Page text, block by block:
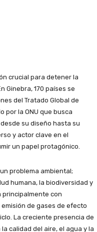
crucial para detener la
Ginebra, 170 países se
del Tratado Global de
por la ONU que busca
su diseño hasta su
y actor clave en el
un papel protagónico.
problema ambiental;
humana, la biodiversidad y
principalmente con
de gases de efecto
La creciente presencia de
calidad del aire, el agua y la